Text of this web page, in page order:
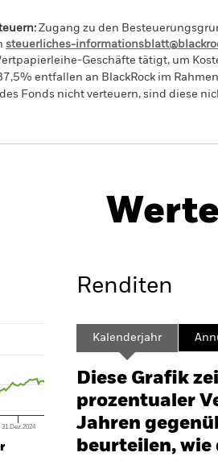
Zugang zu den
steuerliches-
Geschäfte tätigt, um
entfallen an BlackRock im
Fonds nicht verteuern, sind diese
Time. Range: 2018-06-01 00:00:00 to
values. Range: -20 to 40.
31.Dez.2024
Renditen
Kalenderjahr
Diese Grafik
prozentualer
Jahren
beurteilen,